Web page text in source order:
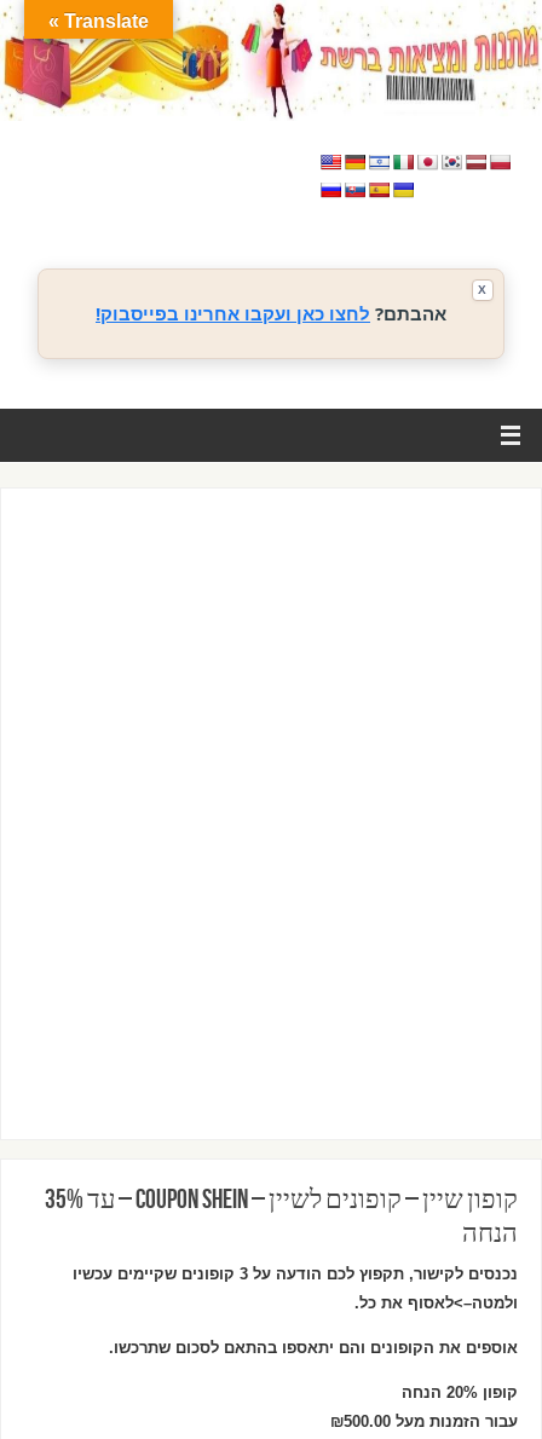
אהבתם? לחצו כאן ועקבו אחרינו בפייסבוק!
X
קופון שיין – קופונים לשיין – COUPON SHEIN – עד 35%
הנחה
נכנסים לקישור, תקפוץ לכם הודעה על 3 קופונים שקיימים עכשיו
ולמטה–>לאסוף את כל.
אוספים את הקופונים והם יתאספו בהתאם לסכום שתרכשו.
קופון 20% הנחה
עבור הזמנות מעל ₪500.00
Translate »